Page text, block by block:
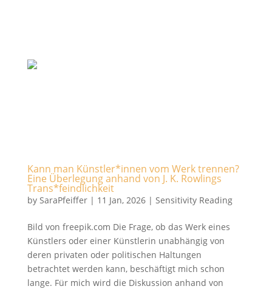
Kann man Künstler*innen vom Werk trennen?
Eine Überlegung anhand von J. K. Rowlings
Trans*feindlichkeit
by SaraPfeiffer| 11 Jan, 2026| Sensitivity Reading
Bild von freepik.com Die Frage, ob das Werk eines
Künstlers oder einer Künstlerin unabhängig von
deren privaten oder politischen Haltungen
betrachtet werden kann, beschäftigt mich schon
lange. Für mich wird die Diskussion anhand von